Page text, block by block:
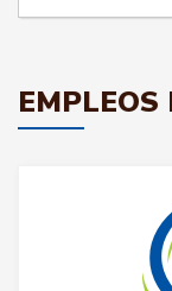
EMPLEOS